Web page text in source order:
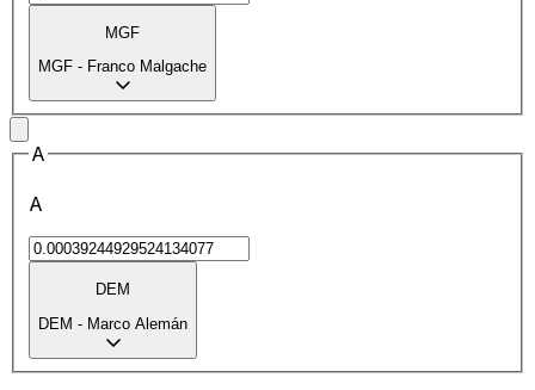
MGF
MGF - Franco Malgache
A
A
DEM
DEM - Marco Alemán